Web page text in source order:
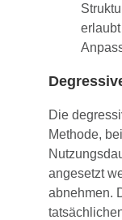
Die
Methode,
angesetzt
abnehmen.